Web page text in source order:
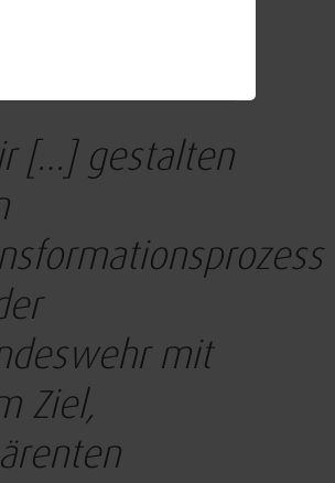
[…] gestalten
mit
Ziel,